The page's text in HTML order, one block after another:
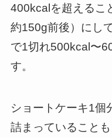
400kcalを超えるこ
約150g前後）にし
で1切れ500kcal〜
す。
ショートケーキ1個
詰まっていること